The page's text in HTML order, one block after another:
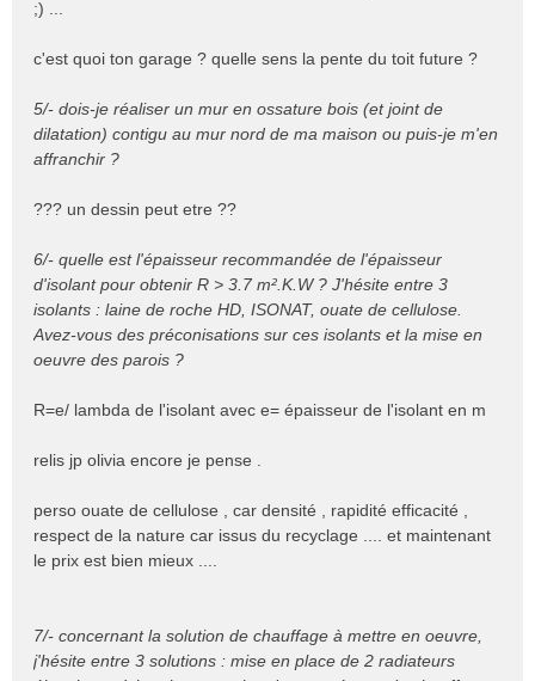
;) ...
c'est quoi ton garage ? quelle sens la pente du toit future ?
5/- dois-je réaliser un mur en ossature bois (et joint de
dilatation) contigu au mur nord de ma maison ou puis-je m'en
affranchir ?
??? un dessin peut etre ??
6/- quelle est l'épaisseur recommandée de l'épaisseur
d'isolant pour obtenir R > 3.7 m².K.W ? J'hésite entre 3
isolants : laine de roche HD, ISONAT, ouate de cellulose.
Avez-vous des préconisations sur ces isolants et la mise en
oeuvre des parois ?
R=e/ lambda de l'isolant avec e= épaisseur de l'isolant en m
relis jp olivia encore je pense .
perso ouate de cellulose , car densité , rapidité efficacité ,
respect de la nature car issus du recyclage .... et maintenant
le prix est bien mieux ....
7/- concernant la solution de chauffage à mettre en oeuvre,
j'hésite entre 3 solutions : mise en place de 2 radiateurs